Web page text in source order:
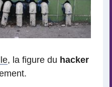
, la figure du hacker